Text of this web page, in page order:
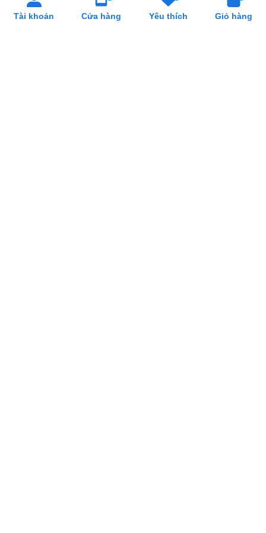
Tài khoản Cửa hàng Yêu thích Giỏ hàng